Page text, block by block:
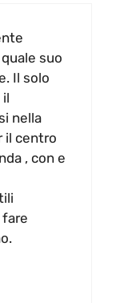
suo
Il solo
il
nella
il centro
, con e
fare